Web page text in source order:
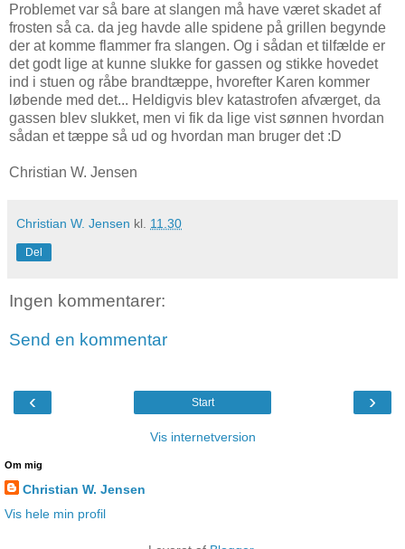
Problemet var så bare at slangen må have været skadet af
frosten så ca. da jeg havde alle spidene på grillen begynde
der at komme flammer fra slangen. Og i sådan et tilfælde er
det godt lige at kunne slukke for gassen og stikke hovedet
ind i stuen og råbe brandtæppe, hvorefter Karen kommer
løbende med det... Heldigvis blev katastrofen afværget, da
gassen blev slukket, men vi fik da lige vist sønnen hvordan
sådan et tæppe så ud og hvordan man bruger det :D
Christian W. Jensen
Christian W. Jensen kl. 11.30
Del
Ingen kommentarer:
Send en kommentar
‹ ›
Start
Vis internetversion
Om mig
Christian W. Jensen
Vis hele min profil